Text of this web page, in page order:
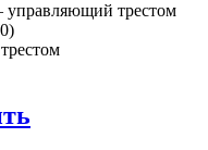
трестом